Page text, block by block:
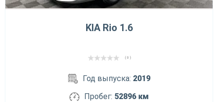
KIA Rio 1.6
( 0 )
Год выпуска: 2019
Пробег: 52896 км